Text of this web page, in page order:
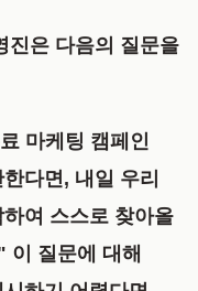
진은 다음의 질문을
마케팅 캠페인
다면, 내일 우리
여 스스로 찾아올
이 질문에 대해